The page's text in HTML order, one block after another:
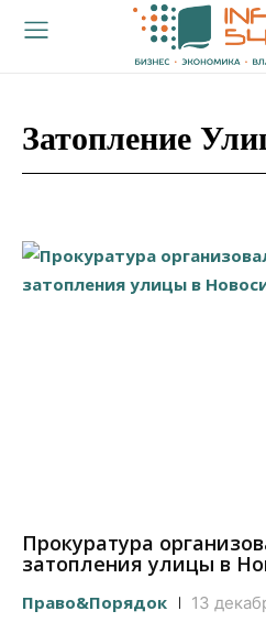
Затопление
Прокуратура
затопления улицы в
Право&Порядок 13